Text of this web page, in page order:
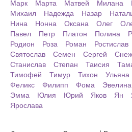
Марк
Марта Матвей Милана
Михаил
Надежда Назар
Нина
Нонна Оксана Олег
Павел
Петр Платон Полина
Родион
Роза Роман Ростислав
Святослав
Семен Сергей
Станислав
Степан Таисия
Тимофей
Тимур Тихон Ульяна
Феликс
Филипп Фома Эвелина
Эмма
Юлия Юрий Яков Ян
Ярослава